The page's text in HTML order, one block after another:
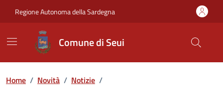
Regione Autonoma della Sardegna
Comune di Seui
Home / Novità / Notizie /